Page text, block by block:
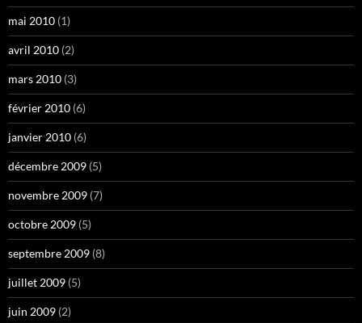
mai 2010 (1)
avril 2010 (2)
mars 2010 (3)
février 2010 (6)
janvier 2010 (6)
décembre 2009 (5)
novembre 2009 (7)
octobre 2009 (5)
septembre 2009 (8)
juillet 2009 (5)
juin 2009 (2)